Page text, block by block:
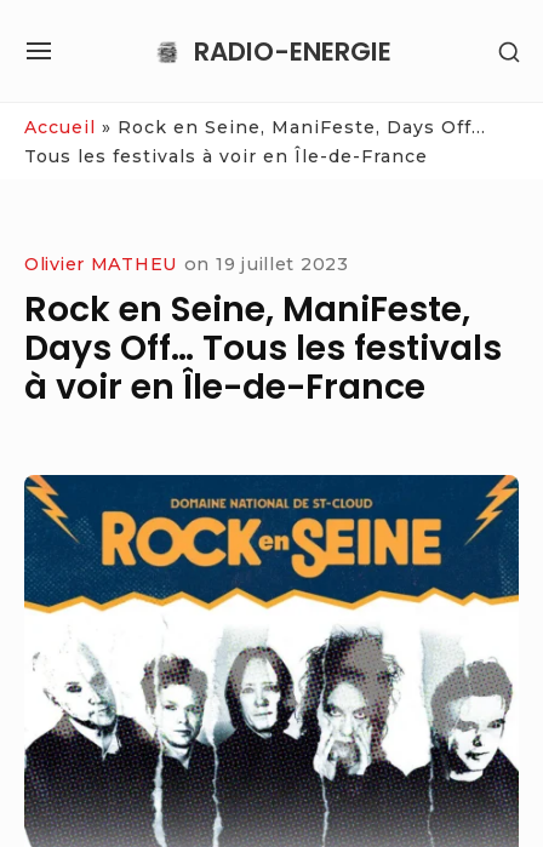
RADIO-ENERGIE
SITE
Accueil » Rock en Seine, ManiFeste, Days Off…
Tous les festivals à voir en Île-de-France
Olivier MATHEU on 19 juillet 2023
Rock en Seine, ManiFeste,
Days Off… Tous les festivals
à voir en Île-de-France